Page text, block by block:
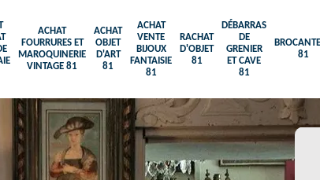
ACHAT
FOURRURES ET
MAROQUINERIE
VINTAGE 81
ACHAT
OBJET
D'ART
81
ACHAT
VENTE
BIJOUX
FANTAISIE
81
RACHAT
D'OBJET
81
DÉBARRAS
DE
GRENIER
ET CAVE
81
81